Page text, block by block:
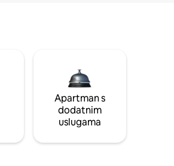
Apartman s
dodatnim
uslugama